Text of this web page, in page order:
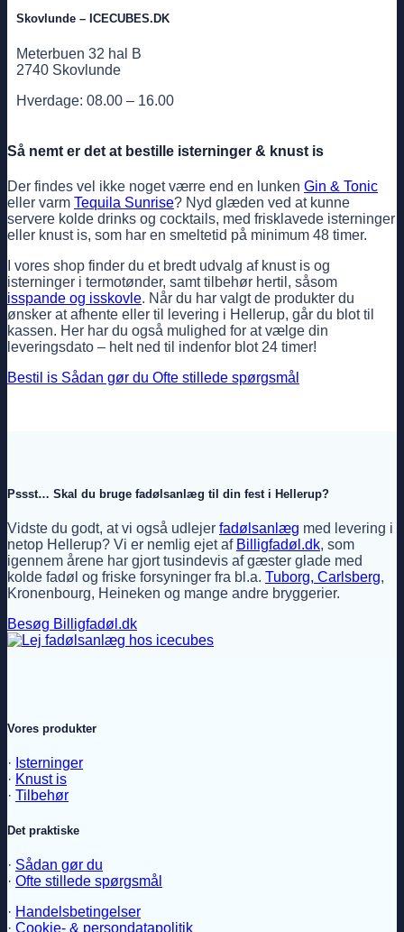
Skovlunde – ICECUBES.DK
Meterbuen 32 hal B
2740 Skovlunde
Hverdage: 08.00 – 16.00
Så nemt er det at bestille isterninger & knust is
Der findes vel ikke noget værre end en lunken Gin & Tonic
eller varm Tequila Sunrise? Nyd glæden ved at kunne
servere kolde drinks og cocktails, med frisklavede isterninger
eller knust is, som har en smeltetid på minimum 48 timer.
I vores shop finder du et bredt udvalg af knust is og
isterninger i termotønder, samt tilbehør hertil, såsom
isspande og isskovle. Når du har valgt de produkter du
ønsker at afhente eller til levering i Hellerup, går du blot til
kassen. Her har du også mulighed for at vælge din
leveringsdato – helt ned til indenfor blot 24 timer!
Bestil is Sådan gør du Ofte stillede spørgsmål
Pssst… Skal du bruge fadølsanlæg til din fest i Hellerup?
Vidste du godt, at vi også udlejer fadølsanlæg med levering i
netop Hellerup? Vi er nemlig ejet af Billigfadøl.dk, som
igennem årene har gjort tusindevis af gæster glade med
kolde fadøl og friske forsyninger fra bl.a. Tuborg, Carlsberg,
Kronenbourg, Heineken og mange andre bryggerier.
Besøg Billigfadøl.dk
Vores produkter
· Isterninger
· Knust is
· Tilbehør
Det praktiske
· Sådan gør du
· Ofte stillede spørgsmål
· Handelsbetingelser
· Cookie- & persondatapolitik